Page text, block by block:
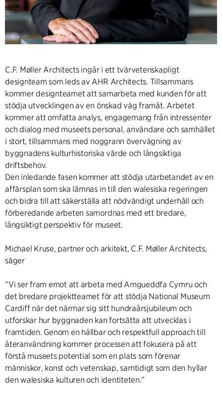
C.F. Møller Architects ingår i ett tvärvetenskapligt
designteam som leds av AHR Architects. Tillsammans
kommer designteamet att samarbeta med kunden för att
stödja utvecklingen av en önskad väg framåt. Arbetet
kommer att omfatta analys, engagemang från intressenter
och dialog med museets personal, användare och samhället
i stort, tillsammans med noggrann övervägning av
byggnadens kulturhistoriska värde och långsiktiga
driftsbehov.
Den inledande fasen kommer att stödja utarbetandet av en
affärsplan som ska lämnas in till den walesiska regeringen
och bidra till att säkerställa att nödvändigt underhåll och
förberedande arbeten samordnas med ett bredare,
långsiktigt perspektiv för museet.
Michael Kruse, partner och arkitekt, C.F. Møller Architects,
säger
”Vi ser fram emot att arbeta med Amgueddfa Cymru och
det bredare projektteamet för att stödja National Museum
Cardiff när det närmar sig sitt hundraårsjubileum och
utforskar hur byggnaden kan fortsätta att utvecklas i
framtiden. Genom en hållbar och respektfull approach till
återanvändning kommer processen att fokusera på att
förstå museets potential som en plats som förenar
människor, konst och vetenskap, samtidigt som den hyllar
den walesiska kulturen och identiteten.”